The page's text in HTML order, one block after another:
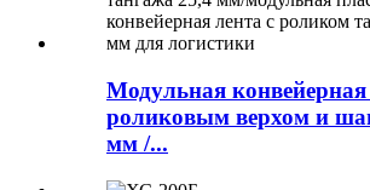
Модульная конвейерная
роликовым верхом и
мм /...